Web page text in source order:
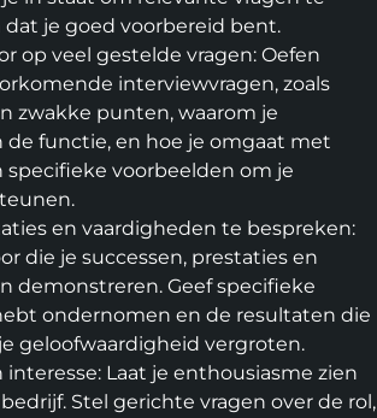
je goed voorbereid bent.
op veel gestelde vragen: Oefen
interviewvragen, zoals
zwakke punten, waarom je
functie, en hoe je omgaat met
voorbeelden om je
en vaardigheden te bespreken:
die je successen, prestaties en
demonstreren. Geef specifieke
ondernomen en de resultaten die
geloofwaardigheid vergroten.
Laat je enthousiasme zien
Stel gerichte vragen over de rol,